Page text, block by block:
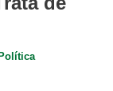
Política